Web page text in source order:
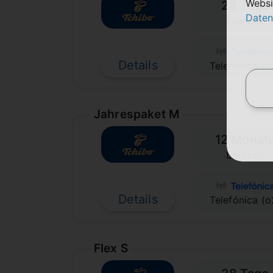
Details
28 Tage
Laufzeit
Telefónica
Jahrespaket M
Details
12 Monate
Laufzeit
Telefónica
Flex S